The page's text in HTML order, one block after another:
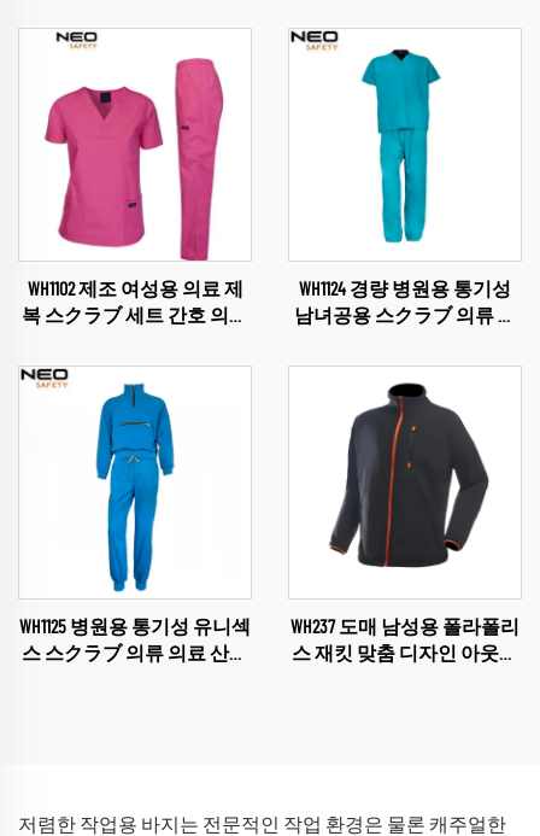
WH1102 제조 여성용 의료 제
복 스クラブ 세트 간호 의료
クラブ
WH1124 경량 병원용 통기성
남녀공용 스クラブ 의류 의
ブ 유니폼 세트 병원 스クラ
ブ 세트
WH1125 병원용 통기성 유니섹
스 스クラブ 의류 의료 산업
WH237 도매 남성용 폴라폴리
스 재킷 맞춤 디자인 아웃도
저렴한 작업용 바지는 전문적인 작업 환경은 물론 캐주얼한